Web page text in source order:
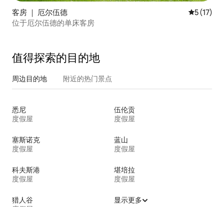
客房 ｜ 厄尔伍德 平均评分
5 (17)
位于厄尔伍德的单床客房
值得探索的目的地
周边目的地 附近的热门景点
悉尼
度假屋
伍伦贡
度假屋
塞斯诺克
度假屋
蓝山
度假屋
科夫斯港
度假屋
堪培拉
度假屋
猎人谷
显示更多